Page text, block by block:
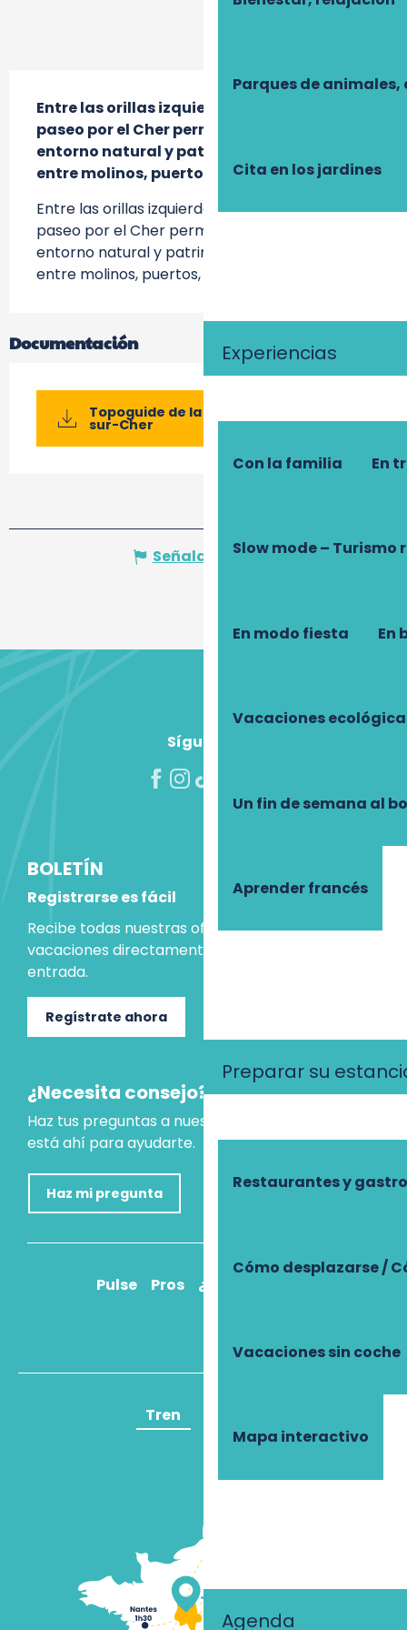
Parques de
Cita en los jardines
Experiencias
Con la familia En
Slow mode – Turismo
En modo fiesta En
Vacaciones
Un fin de semana al
Aprender francés
Preparar su
Restaurantes y
Cómo desplazarse /
Vacaciones sin coche
Mapa interactivo
Agenda
Entre las orillas izquierda y derecha, este
paseo por el Cher permite descubrir un
entorno natural y patrimonial excepcional
entre molinos, puertos, presas y castillos.
Entre las orillas izquierda y derecha, este
paseo por el Cher permite descubrir un
entorno natural y patrimonial excepcional
entre molinos, puertos, presas y castillos.
Documentación
Topoguide de la randonnée d'Azay-
sur-Cher
Señalar un error
Síguenos
BOLETÍN
Registrarse es fácil
Recibe todas nuestras ofertas e ideas para las
vacaciones directamente en tu bandeja de
entrada.
Regístrate ahora
¿Necesita consejo?
Haz tus preguntas a nuestro asistente virtual, que
está ahí para ayudarte.
Haz mi pregunta
Pulse Pros ¿Cómo llegar?
Tren